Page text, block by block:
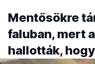
Mentősökre
faluban, mert
hallották,